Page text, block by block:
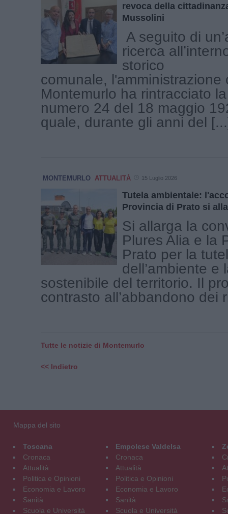
revoca della
Mussolini
A seguito di
ricerca
storico
comunale, l'amministrazione
Montemurlo ha rintracciato
numero 24 del 18 maggio
quale, durante gli anni del
MONTEMURLO ATTUALITÀ 15 Luglio 2026
Tutela ambientale:
Provincia di Prato si
Si allarga la
Plures Alia e la
Prato per la
dell’ambiente e
sostenibile del territorio. Il
contrasto all’abbandono dei
Tutte le notizie di Montemurlo
<< Indietro
Mappa del sito
Toscana
Cronaca
Attualità
Politica e Opinioni
Economia e Lavoro
Sanità
Scuola e Università
Empolese Valdelsa
Cronaca
Attualità
Politica e Opinioni
Economia e Lavoro
Sanità
Scuola e Università